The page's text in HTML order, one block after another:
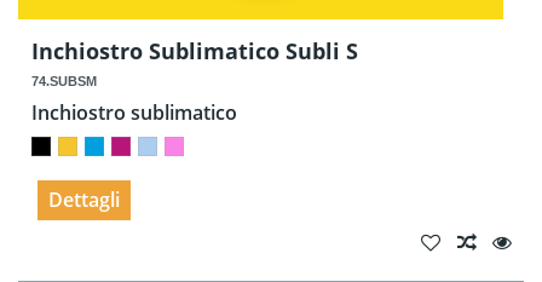
Inchiostro Sublimatico Subli S
74.SUBSM
Inchiostro sublimatico
Dettagli